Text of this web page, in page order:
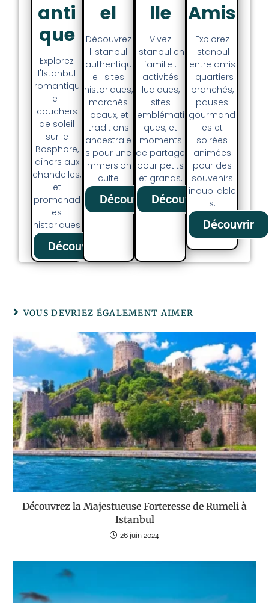
Anti
Que
Explorez
l'Istanbul
romantiqu
e :
couchers
de soleil
sur le
Bosphore,
dîners aux
chandelles,
et
promenad
es
historiques
Découvrir
El
Découvrez
l'Istanbul
authentiqu
e : sites
historiques,
marchés
locaux, et
traditions
ancestrale
s pour une
immersion
culte
Découvrir
Lle
Vivez
Istanbul en
famille :
activités
ludiques,
sites
emblémati
ques, et
moments
de partage
pour petits
et grands.
Découvrir
Amis
Explorez
Istanbul
entre amis
: quartiers
branchés,
pauses
gourmand
es et
soirées
animées
pour des
souvenirs
inoubliable
s.
Découvrir
VOUS DEVRIEZ ÉGALEMENT AIMER
Découvrez la Majestueuse Forteresse de Rumeli à
Istanbul
26 juin 2024